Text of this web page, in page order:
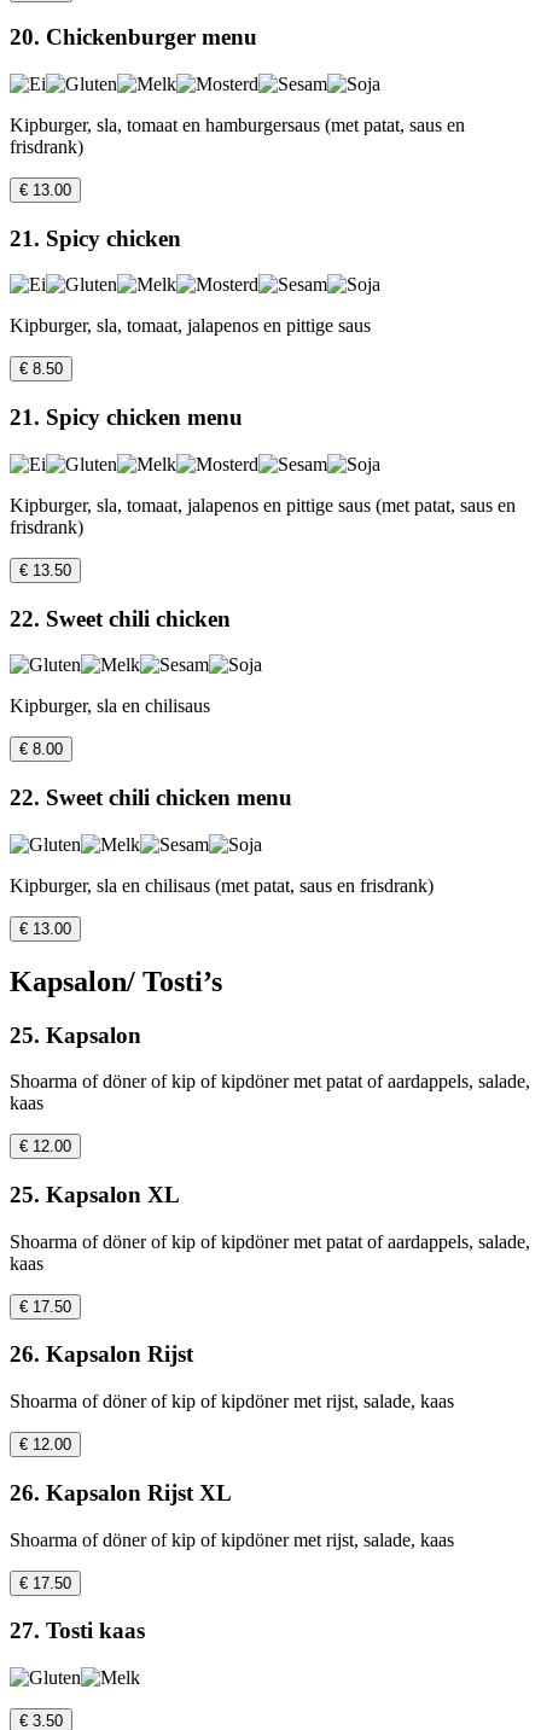
20. Chickenburger menu
Kipburger, sla, tomaat en hamburgersaus (met patat, saus en
frisdrank)
€ 13.00
21. Spicy chicken
Kipburger, sla, tomaat, jalapenos en pittige saus
€ 8.50
21. Spicy chicken menu
Kipburger, sla, tomaat, jalapenos en pittige saus (met patat, saus en
frisdrank)
€ 13.50
22. Sweet chili chicken
Kipburger, sla en chilisaus
€ 8.00
22. Sweet chili chicken menu
Kipburger, sla en chilisaus (met patat, saus en frisdrank)
€ 13.00
Kapsalon/ Tosti’s
25. Kapsalon
Shoarma of döner of kip of kipdöner met patat of aardappels, salade,
kaas
€ 12.00
25. Kapsalon XL
Shoarma of döner of kip of kipdöner met patat of aardappels, salade,
kaas
€ 17.50
26. Kapsalon Rijst
Shoarma of döner of kip of kipdöner met rijst, salade, kaas
€ 12.00
26. Kapsalon Rijst XL
Shoarma of döner of kip of kipdöner met rijst, salade, kaas
€ 17.50
27. Tosti kaas
€ 3.50